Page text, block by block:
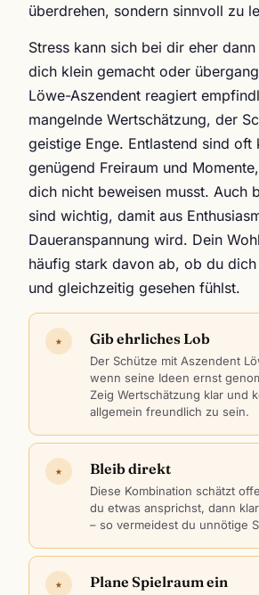
überdrehen, sondern sinnvoll zu
Stress kann sich bei dir eher
dich klein gemacht oder
Löwe-Aszendent reagiert
mangelnde Wertschätzung, der
geistige Enge. Entlastend sind oft
genügend Freiraum und
dich nicht beweisen musst. Auch
sind wichtig, damit aus
Daueranspannung wird. Dein
häufig stark davon ab, ob du
und gleichzeitig gesehen fühlst.
★ Gib ehrliches Lob
Der Schütze mit Aszendent
wenn seine Ideen ernst
Zeig Wertschätzung klar und
allgemein freundlich zu sein.
★ Bleib direkt
Diese Kombination schätzt
du etwas ansprichst, dann
– so vermeidest du unnötige
★ Plane Spielraum ein